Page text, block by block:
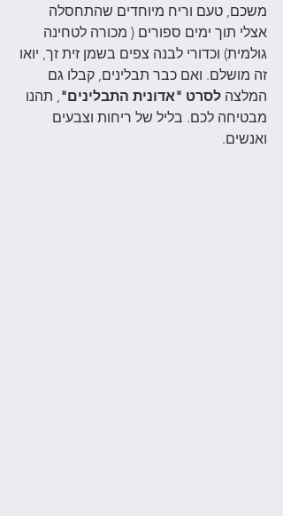
משכם, טעם וריח מיוחדים שהתחסלה
אצלי תוך ימים ספורים ( מכורה לטחינה
גולמית) וכדורי לבנה צפים בשמן זית זך, יואו
זה מושלם. ואם כבר תבלינים, קבלו גם
המלצה לסרט "אדונית התבלינים", תהנו
מבטיחה לכם. בליל של ריחות וצבעים
ואנשים.